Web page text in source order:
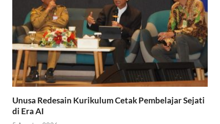
Unusa Redesain Kurikulum Cetak Pembelajar Sejati
di Era AI